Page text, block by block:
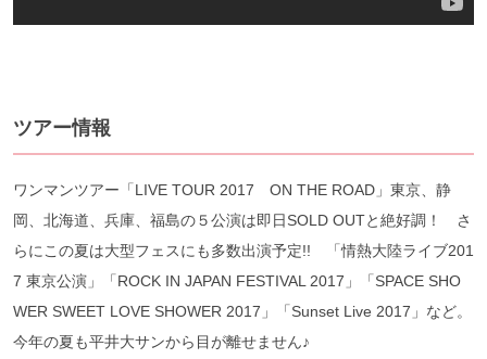
ツアー情報
ワンマンツアー「LIVE TOUR 2017 ON THE ROAD」東京、静
岡、北海道、兵庫、福島の５公演は即日SOLD OUTと絶好調！ さ
らにこの夏は大型フェスにも多数出演予定!! 「情熱大陸ライブ201
7 東京公演」「ROCK IN JAPAN FESTIVAL 2017」「SPACE SHO
WER SWEET LOVE SHOWER 2017」「Sunset Live 2017」など。
今年の夏も平井大サンから目が離せません♪